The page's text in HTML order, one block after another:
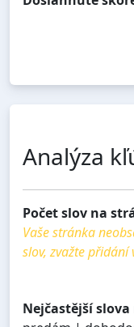
Analýza
Počet slov na
Vaše stránka
slov, zvažte přidání
Nejčastější